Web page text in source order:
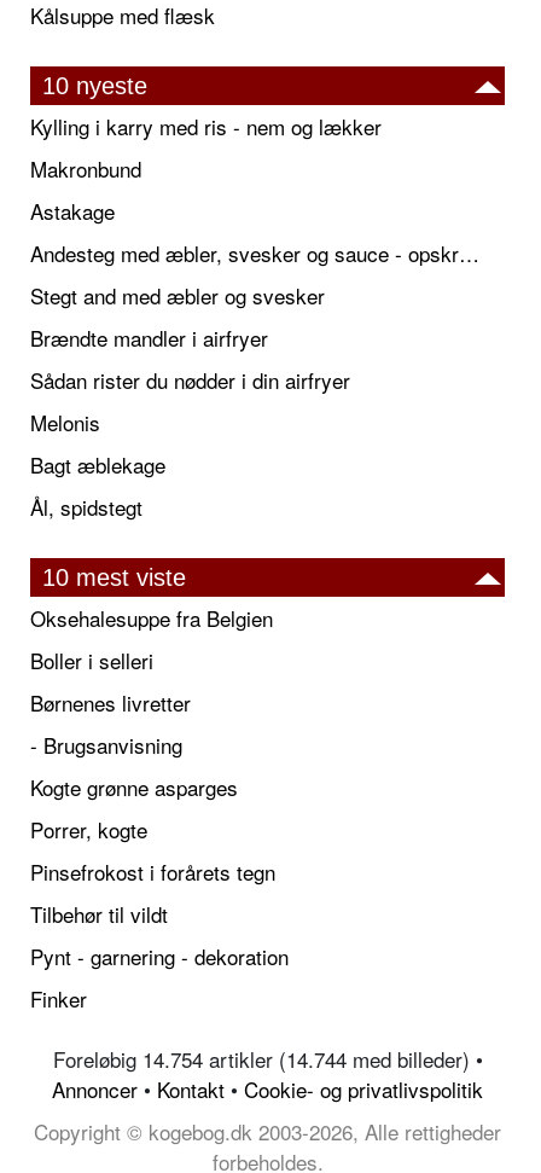
Kålsuppe med flæsk
10 nyeste
Kylling i karry med ris - nem og lækker
Makronbund
Astakage
Andesteg med æbler, svesker og sauce - opskrift også til jul
Stegt and med æbler og svesker
Brændte mandler i airfryer
Sådan rister du nødder i din airfryer
Melonis
Bagt æblekage
Ål, spidstegt
10 mest viste
Oksehalesuppe fra Belgien
Boller i selleri
Børnenes livretter
- Brugsanvisning
Kogte grønne asparges
Porrer, kogte
Pinsefrokost i forårets tegn
Tilbehør til vildt
Pynt - garnering - dekoration
Finker
Foreløbig 14.754 artikler (14.744 med billeder) •
Annoncer • Kontakt • Cookie- og privatlivspolitik
Copyright © kogebog.dk 2003-2026, Alle rettigheder
forbeholdes.